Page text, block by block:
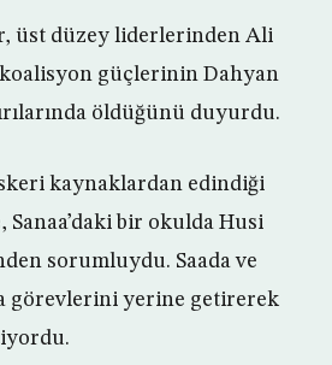
üst düzey liderlerinden Ali
koalisyon güçlerinin Dahyan
öldüğünü duyurdu.
kaynaklardan edindiği
Sanaa’daki bir okulda Husi
sorumluydu. Saada ve
görevlerini yerine getirerek